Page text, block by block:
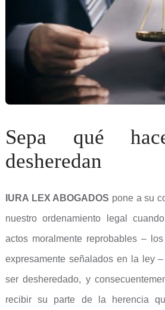
Sepa qué
desheredan
IURA LEX ABOGADOS pone a su
nuestro ordenamiento legal
actos moralmente reprobables –
expresamente señalados en la ley
ser desheredado, y
recibir su parte de la herencia